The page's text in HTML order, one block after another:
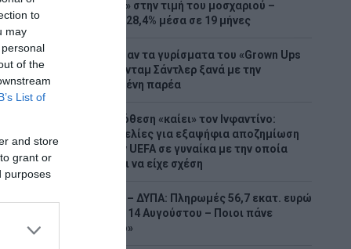
to
may
of the
List of
and store
grant or
purposes
«Φωτιά» στην τιμή του μοσχαριού –
Αύξηση 28,4% μέσα σε 19 μήνες
Ξεκίνησαν τα γυρίσματα του «Grown Ups
3» – Ο Άνταμ Σάντλερ ξανά με την
αγαπημένη παρέα
Νέα υπόθεση «καίει» τον Ινφαντίνο:
Καταγγελίες για εξαψήφια αποζημίωση
από την UEFA σε γυναίκα με την οποία
φέρεται να είχε σχέση
e-ΕΦΚΑ – ΔΥΠΑ: Πληρωμές 56,7 εκατ. ευρώ
έως τις 14 Αυγούστου – Ποιοι πάνε
«ταμείο»